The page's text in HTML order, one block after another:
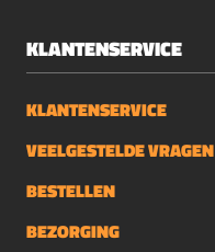
KLANTENSERVICE
KLANTENSERVICE
VEELGESTELDE VRAGEN
BESTELLEN
BEZORGING